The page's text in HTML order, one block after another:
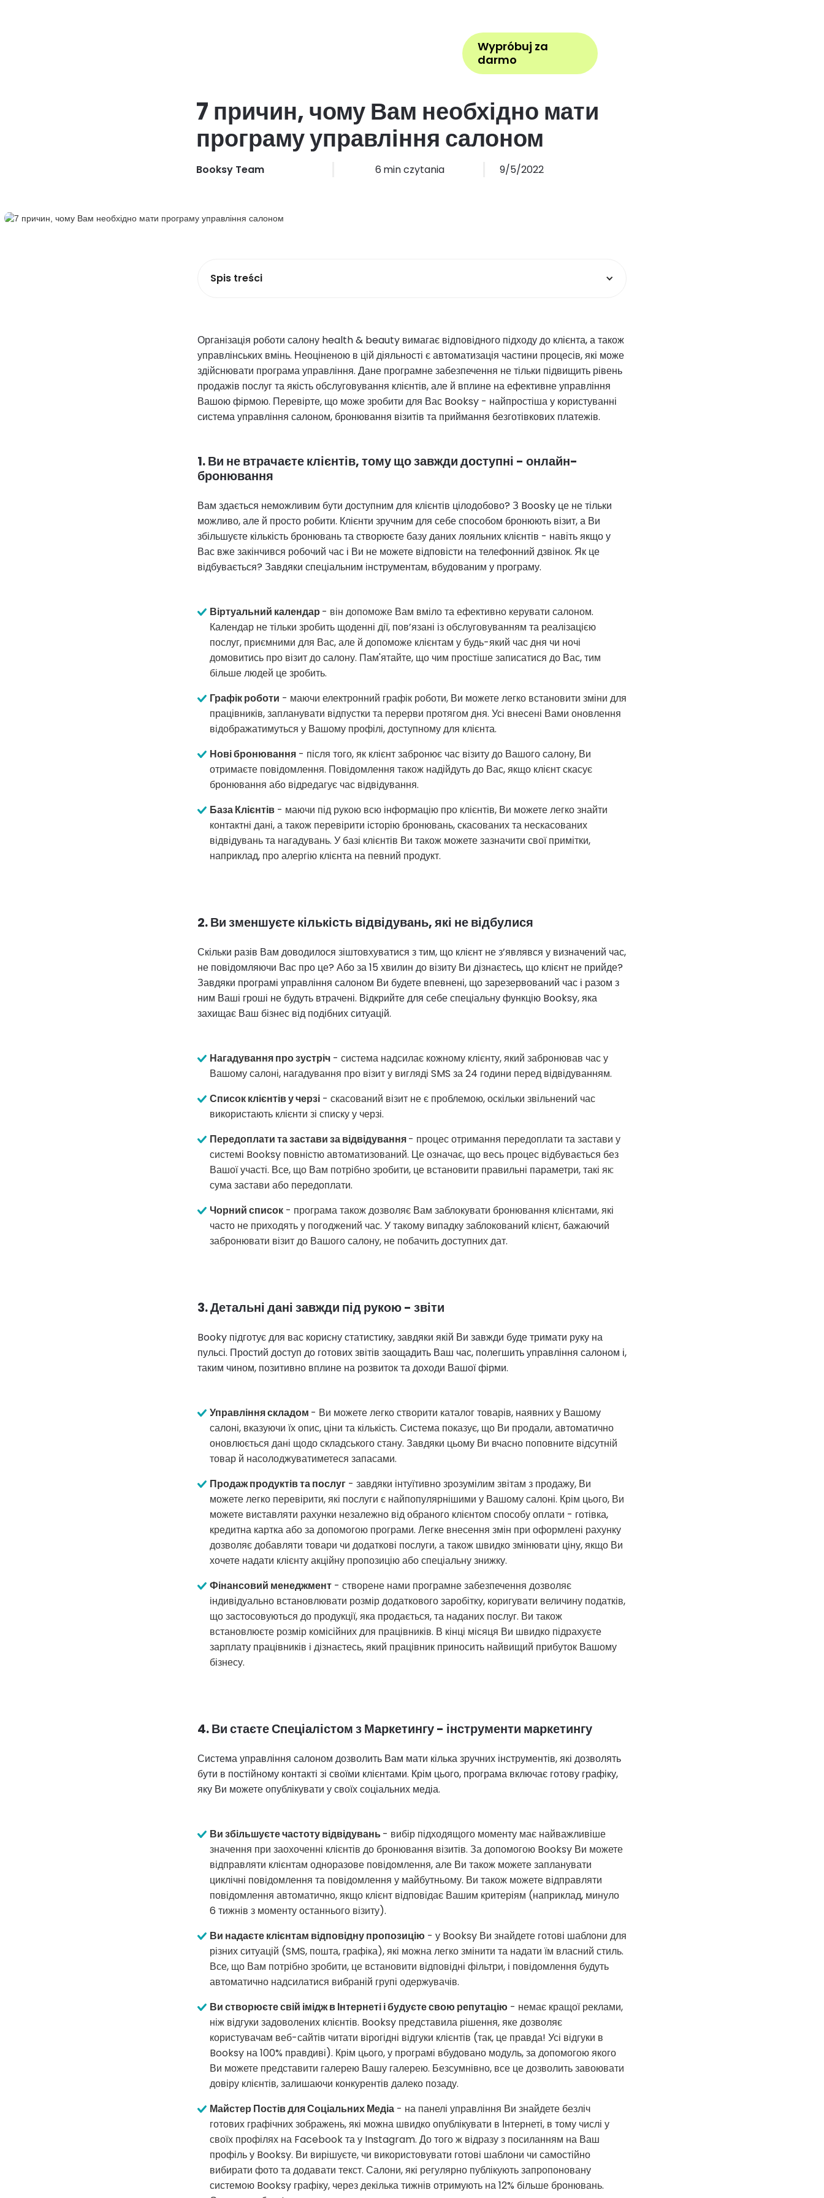
Wypróbuj za
darmo
7 причин, чому Вам необхідно мати
програму управління салоном
Booksy Team 6 min czytania 9/5/2022
Spis treści
Організація роботи салону health & beauty вимагає відповідного підходу до клієнта, а також
управлінських вмінь. Неоціненою в цій діяльності є автоматизація частини процесів, які може
здійснювати програма управління. Дане програмне забезпечення не тільки підвищить рівень
продажів послуг та якість обслуговування клієнтів, але й вплине на ефективне управління
Вашою фірмою. Перевірте, що може зробити для Вас Booksy - найпростіша у користуванні
система управління салоном, бронювання візитів та приймання безготівкових платежів.
1. Ви не втрачаєте клієнтів, тому що завжди доступні - онлайн-
бронювання
Вам здається неможливим бути доступним для клієнтів цілодобово? З Boosky це не тільки
можливо, але й просто робити. Клієнти зручним для себе способом бронюють візит, а Ви
збільшуєте кількість бронювань та створюєте базу даних лояльних клієнтів - навіть якщо у
Вас вже закінчився робочий час і Ви не можете відповісти на телефонний дзвінок. Як це
відбувається? Завдяки спеціальним інструментам, вбудованим у програму.
Віртуальний календар - він допоможе Вам вміло та ефективно керувати салоном.
Календар не тільки зробить щоденні дії, пов’язані із обслуговуванням та реалізацією
послуг, приємними для Вас, але й допоможе клієнтам у будь-який час дня чи ночі
домовитись про візит до салону. Пам'ятайте, що чим простіше записатися до Вас, тим
більше людей це зробить.
Графік роботи - маючи електронний графік роботи, Ви можете легко встановити зміни для
працівників, запланувати відпустки та перерви протягом дня. Усі внесені Вами оновлення
відображатимуться у Вашому профілі, доступному для клієнта.
Нові бронювання - після того, як клієнт забронює час візиту до Вашого салону, Ви
отримаєте повідомлення. Повідомлення також надійдуть до Вас, якщо клієнт скасує
бронювання або відредагує час відвідування.
База Клієнтів - маючи під рукою всю інформацію про клієнтів, Ви можете легко знайти
контактні дані, а також перевірити історію бронювань, скасованих та нескасованих
відвідувань та нагадувань. У базі клієнтів Ви також можете зазначити свої примітки,
наприклад, про алергію клієнта на певний продукт.
2. Ви зменшуєте кількість відвідувань, які не відбулися
Скільки разів Вам доводилося зіштовхуватися з тим, що клієнт не з’являвся у визначений час,
не повідомляючи Вас про це? Або за 15 хвилин до візиту Ви дізнаєтесь, що клієнт не прийде?
Завдяки програмі управління салоном Ви будете впевнені, що зарезервований час і разом з
ним Ваші гроші не будуть втрачені. Відкрийте для себе спеціальну функцію Booksy, яка
захищає Ваш бізнес від подібних ситуацій.
Нагадування про зустріч - система надсилає кожному клієнту, який забронював час у
Вашому салоні, нагадування про візит у вигляді SMS за 24 години перед відвідуванням.
Список клієнтів у черзі - скасований візит не є проблемою, оскільки звільнений час
використають клієнти зі списку у черзі.
Передоплати та застави за відвідування- процес отримання передоплати та застави у
системі Booksy повністю автоматизований. Це означає, що весь процес відбувається без
Вашої участі. Все, що Вам потрібно зробити, це встановити правильні параметри, такі як:
сума застави або передоплати.
Чорний список - програма також дозволяє Вам заблокувати бронювання клієнтами, які
часто не приходять у погоджений час. У такому випадку заблокований клієнт, бажаючий
забронювати візит до Вашого салону, не побачить доступних дат.
3. Детальні дані завжди під рукою - звіти
Booky підготує для вас корисну статистику, завдяки якій Ви завжди буде тримати руку на
пульсі. Простий доступ до готових звітів заощадить Ваш час, полегшить управління салоном і,
таким чином, позитивно вплине на розвиток та доходи Вашої фірми.
Управління складом - Ви можете легко створити каталог товарів, наявних у Вашому
салоні, вказуючи їх опис, ціни та кількість. Система показує, що Ви продали, автоматично
оновлюється дані щодо складського стану. Завдяки цьому Ви вчасно поповните відсутній
товар й насолоджуватиметеся запасами.
Продаж продуктів та послуг - завдяки інтуїтивно зрозумілим звітам з продажу, Ви
можете легко перевірити, які послуги є найпопулярнішими у Вашому салоні. Крім цього, Ви
можете виставляти рахунки незалежно від обраного клієнтом способу оплати - готівка,
кредитна картка або за допомогою програми. Легке внесення змін при оформлені рахунку
дозволяє добавляти товари чи додаткові послуги, а також швидко змінювати ціну, якщо Ви
хочете надати клієнту акційну пропозицію або спеціальну знижку.
Фінансовий менеджмент - створене нами програмне забезпечення дозволяє
індивідуально встановлювати розмір додаткового заробітку, коригувати величину податків,
що застосовуються до продукції, яка продається, та наданих послуг. Ви також
встановлюєте розмір комісійних для працівників. В кінці місяця Ви швидко підрахуєте
зарплату працівників і дізнаєтесь, який працівник приносить найвищий прибуток Вашому
бізнесу.
4. Ви стаєте Спеціалістом з Маркетингу - інструменти маркетингу
Система управління салоном дозволить Вам мати кілька зручних інструментів, які дозволять
бути в постійному контакті зі своїми клієнтами. Крім цього, програма включає готову графіку,
яку Ви можете опублікувати у своїх соціальних медіа.
Ви збільшуєте частоту відвідувань- вибір підходящого моменту має найважливіше
значення при заохоченні клієнтів до бронювання візитів. За допомогою Booksy Ви можете
відправляти клієнтам одноразове повідомлення, але Ви також можете запланувати
циклічні повідомлення та повідомлення у майбутньому. Ви також можете відправляти
повідомлення автоматично, якщо клієнт відповідає Вашим критеріям (наприклад, минуло
6 тижнів з моменту останнього візиту).
Ви надаєте клієнтам відповідну пропозицію - у Booksy Ви знайдете готові шаблони для
різних ситуацій (SMS, пошта, графіка), які можна легко змінити та надати їм власний стиль.
Все, що Вам потрібно зробити, це встановити відповідні фільтри, і повідомлення будуть
автоматично надсилатися вибраній групі одержувачів.
Ви створюєте свій імідж в Інтернеті і будуєте свою репутацію - немає кращої реклами,
ніж відгуки задоволених клієнтів. Booksy представила рішення, яке дозволяє
користувачам веб-сайтів читати вірогідні відгуки клієнтів (так, це правда! Усі відгуки в
Booksy на 100% правдиві). Крім цього, у програмі вбудовано модуль, за допомогою якого
Ви можете представити галерею Вашу галерею. Безсумнівно, все це дозволить завоювати
довіру клієнтів, залишаючи конкурентів далеко позаду.
Майстер Постів для Соціальних Медіа - на панелі управління Ви знайдете безліч
готових графічних зображень, які можна швидко опублікувати в Інтернеті, в тому числі у
своїх профілях на Facebook та у Instagram. До того ж відразу з посиланням на Ваш
профіль у Booksy. Ви вирішуєте, чи використовувати готові шаблони чи самостійно
вибирати фото та додавати текст. Салони, які регулярно публікують запропоновану
системою Booksy графіку, через декілька тижнів отримують на 12% більше бронювань.